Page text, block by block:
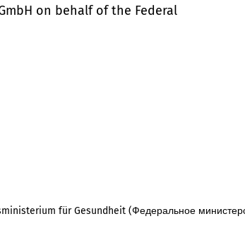
on behalf of the Federal
für Gesundheit (Федеральное